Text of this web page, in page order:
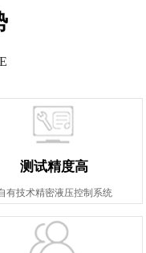
测试精度高
有技术精密液压控制系统